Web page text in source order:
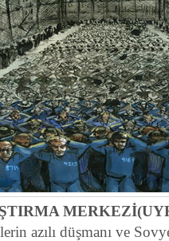
azılı düşmanı ve